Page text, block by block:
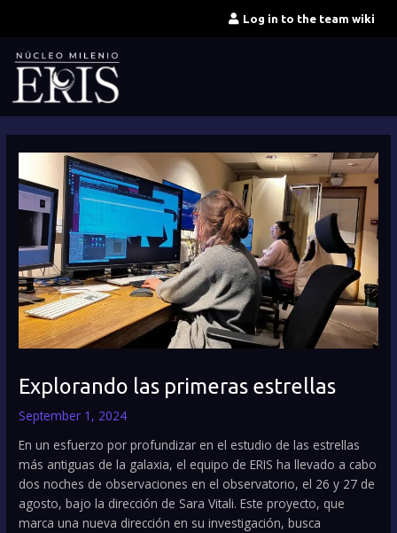
content
Log in to the team wiki
Explorando las primeras estrellas
September 1, 2024
En un esfuerzo por profundizar en el estudio de las estrellas
más antiguas de la galaxia, el equipo de ERIS ha llevado a cabo
dos noches de observaciones en el observatorio, el 26 y 27 de
agosto, bajo la dirección de Sara Vitali. Este proyecto, que
marca una nueva dirección en su investigación, busca